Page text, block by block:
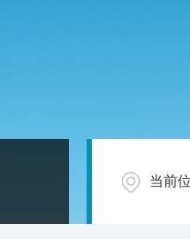
当前